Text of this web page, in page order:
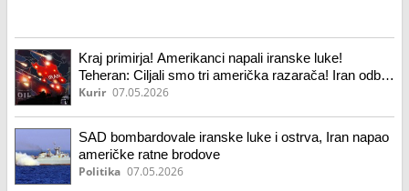
Kraj primirja! Amerikanci napali iranske luke!
Teheran: Ciljali smo tri američka razarača! Iran odbio
američki plan, traži odštetu! (video, foto)
Kurir 07.05.2026
SAD bombardovale iranske luke i ostrva, Iran napao
američke ratne brodove
Politika 07.05.2026